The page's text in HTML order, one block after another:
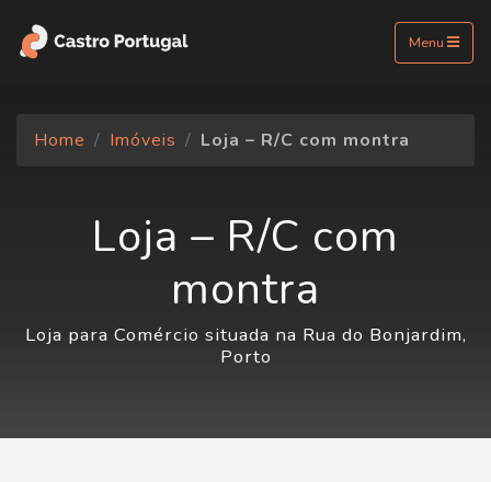
Menu
Home Imóveis Loja – R/C com montra
Loja – R/C com
montra
Loja para Comércio situada na Rua do Bonjardim,
Porto